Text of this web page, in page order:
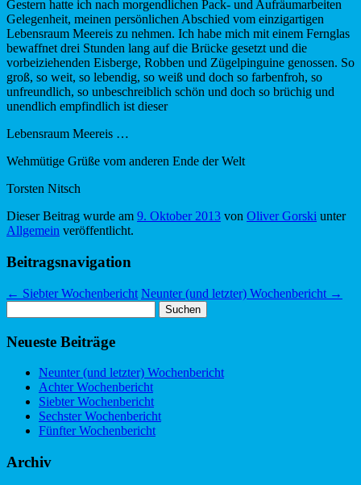
Gestern hatte ich nach morgendlichen Pack- und Aufräumarbeiten
Gelegenheit, meinen persönlichen Abschied vom einzigartigen
Lebensraum Meereis zu nehmen. Ich habe mich mit einem Fernglas
bewaffnet drei Stunden lang auf die Brücke gesetzt und die
vorbeiziehenden Eisberge, Robben und Zügelpinguine genossen. So
groß, so weit, so lebendig, so weiß und doch so farbenfroh, so
unfreundlich, so unbeschreiblich schön und doch so brüchig und
unendlich empfindlich ist dieser
Lebensraum Meereis …
Wehmütige Grüße vom anderen Ende der Welt
Torsten Nitsch
Dieser Beitrag wurde am 9. Oktober 2013 von Oliver Gorski unter
Allgemein veröffentlicht.
Beitragsnavigation
← Siebter Wochenbericht Neunter (und letzter) Wochenbericht →
nach:
Neueste Beiträge
Neunter (und letzter) Wochenbericht
Achter Wochenbericht
Siebter Wochenbericht
Sechster Wochenbericht
Fünfter Wochenbericht
Archiv